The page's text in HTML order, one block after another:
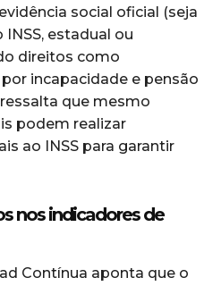
social oficial (seja
estadual ou
direitos como
incapacidade e pensão
que mesmo
podem realizar
ao INSS para garantir
nos indicadores de
Contínua aponta que o